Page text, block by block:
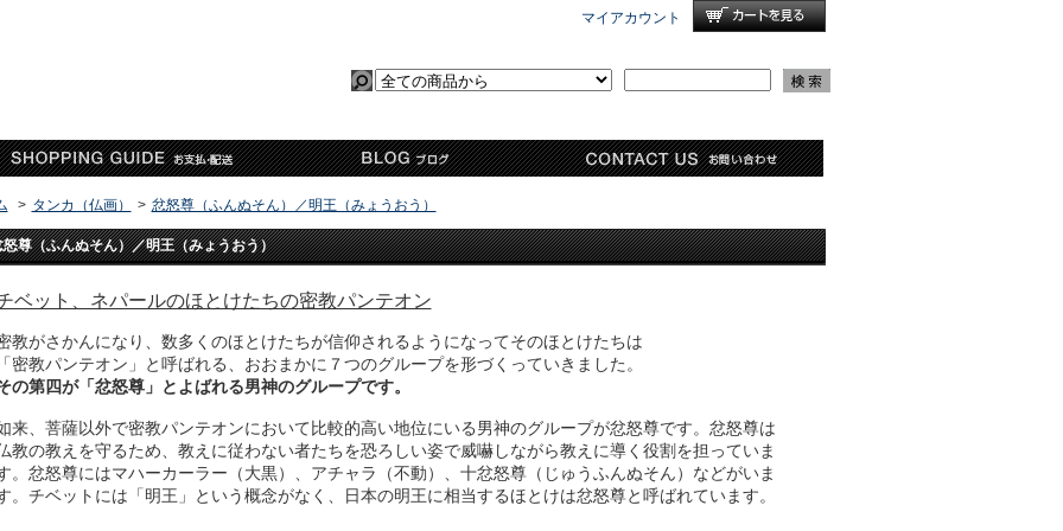
マイアカウント
> タンカ（仏画） > 忿怒尊（ふんぬそん）／明王（みょうおう）
怒尊（ふんぬそん）／明王（みょうおう）
ベット、ネパールのほとけたちの密教パンテオン
教がさかんになり、数多くのほとけたちが信仰されるようになってそのほとけたちは
密教パンテオン」と呼ばれる、おおまかに７つのグループを形づくっていきました。
の第四が「忿怒尊」とよばれる男神のグループです。
来、菩薩以外で密教パンテオンにおいて比較的高い地位にいる男神のグループが忿怒尊です。忿怒尊は
教の教えを守るため、教えに従わない者たちを恐ろしい姿で威嚇しながら教えに導く役割を担っていま
。忿怒尊にはマハーカーラー（大黒）、アチャラ（不動）、十忿怒尊（じゅうふんぬそん）などがいま
。チベットには「明王」という概念がなく、日本の明王に相当するほとけは忿怒尊と呼ばれています。